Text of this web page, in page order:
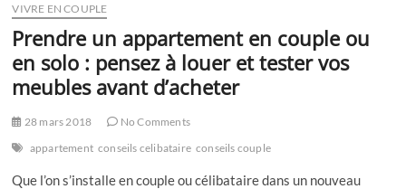
VIVRE EN COUPLE
Prendre un appartement en couple ou
en solo : pensez à louer et tester vos
meubles avant d’acheter
28 mars 2018
No Comments
appartement conseils celibataire conseils couple
Que l’on s’installe en couple ou célibataire dans un nouveau